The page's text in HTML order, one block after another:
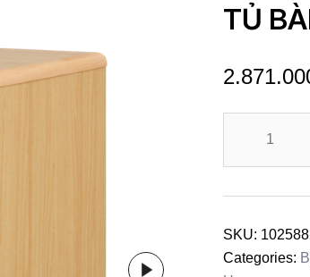
TỦ
HỌC
ASHI
SKU:
Categories: